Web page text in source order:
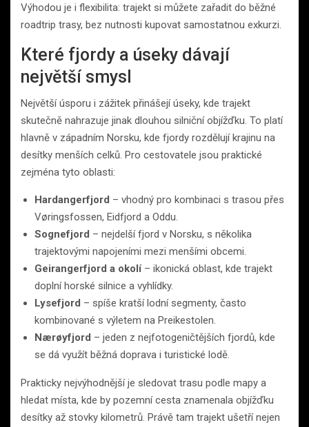
Výhodou je i flexibilita: trajekt si můžete zařadit do běžné
roadtrip trasy, bez nutnosti kupovat samostatnou exkurzi.
Které fjordy a úseky dávají
největší smysl
Největší úsporu i zážitek přinášejí úseky, kde trajekt
skutečně nahrazuje jinak dlouhou silniční objížďku. To platí
hlavně v západním Norsku, kde fjordy rozdělují krajinu na
desítky menších celků. Pro cestovatele jsou praktické
zejména tyto oblasti:
Hardangerfjord – vhodný pro kombinaci s trasou přes
Vøringsfossen, Eidfjord a Oddu.
Sognefjord – nejdelší fjord v Norsku, s několika
trajektovými napojeními mezi menšími obcemi.
Geirangerfjord a okolí– ikonická oblast, kde trajekt
doplní horské silnice a vyhlídky.
Lysefjord – spíše kratší lodní segmenty, často
kombinované s výletem na Preikestolen.
Nærøyfjord – jeden z nejfotogeničtějších fjordů, kde
se dá využít běžná doprava i turistické lodě.
Prakticky nejvýhodnější je sledovat trasu podle mapy a
hledat místa, kde by pozemní cesta znamenala objížďku
desítky až stovky kilometrů. Právě tam trajekt ušetří nejen